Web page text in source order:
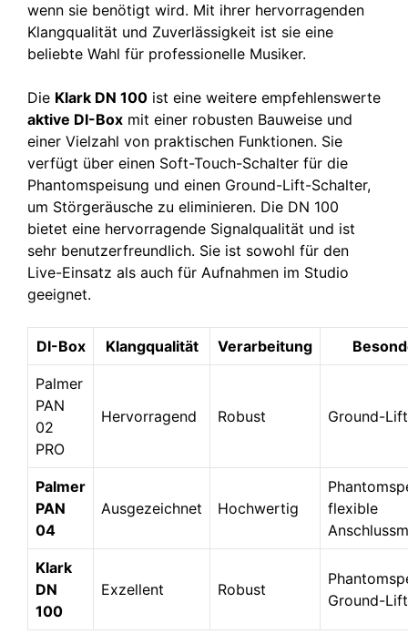
wenn sie benötigt wird. Mit ihrer hervorragenden
Klangqualität und Zuverlässigkeit ist sie eine
beliebte Wahl für professionelle Musiker.
Die Klark DN 100 ist eine weitere empfehlenswerte
aktive DI-Box mit einer robusten Bauweise und
einer Vielzahl von praktischen Funktionen. Sie
verfügt über einen Soft-Touch-Schalter für die
Phantomspeisung und einen Ground-Lift-Schalter,
um Störgeräusche zu eliminieren. Die DN 100
bietet eine hervorragende Signalqualität und ist
sehr benutzerfreundlich. Sie ist sowohl für den
Live-Einsatz als auch für Aufnahmen im Studio
geeignet.
DI-Box Klangqualität Verarbeitung
Palmer
PAN
02
PRO
Hervorragend Robust Ground-
Palmer
PAN
04
Ausgezeichnet Hochwertig
flexible
Klark
DN
100
Exzellent Robust
Ground-